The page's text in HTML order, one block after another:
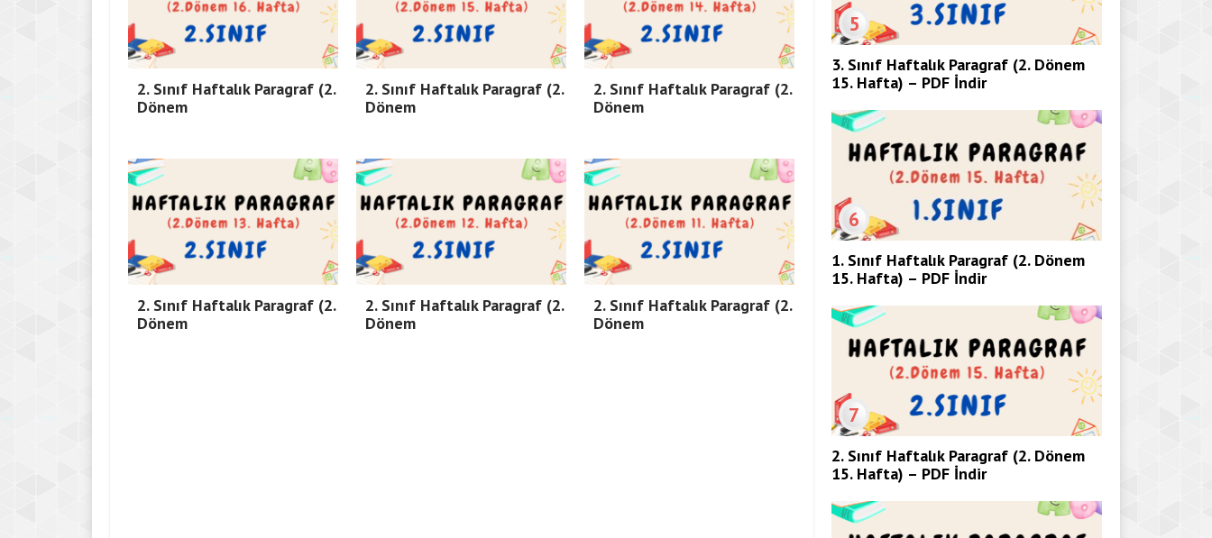
2. Sınıf Haftalık Paragraf (2.
Dönem
2. Sınıf Haftalık Paragraf (2.
Dönem
2. Sınıf Haftalık Paragraf (2.
Dönem
2. Sınıf Haftalık Paragraf (2.
Dönem
2. Sınıf Haftalık Paragraf (2.
Dönem
2. Sınıf Haftalık Paragraf (2.
Dönem
5
3. Sınıf Haftalık Paragraf (2. Dönem
15. Hafta) – PDF İndir
6
1. Sınıf Haftalık Paragraf (2. Dönem
15. Hafta) – PDF İndir
7
2. Sınıf Haftalık Paragraf (2. Dönem
15. Hafta) – PDF İndir